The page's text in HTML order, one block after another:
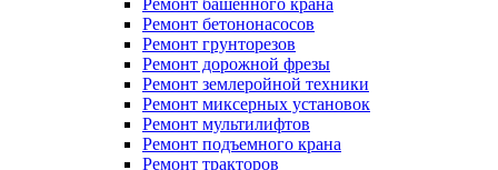
Ремонт башенного крана
Ремонт бетононасосов
Ремонт грунторезов
Ремонт дорожной фрезы
Ремонт землеройной техники
Ремонт миксерных установок
Ремонт мультилифтов
Ремонт подъемного крана
Ремонт тракторов